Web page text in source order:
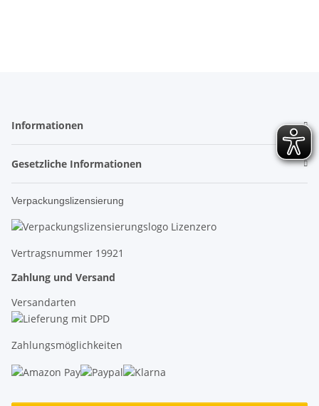
Informationen
Gesetzliche Informationen
Verpackungslizensierung
Vertragsnummer 19921
Zahlung und Versand
Versandarten
Zahlungsmöglichkeiten